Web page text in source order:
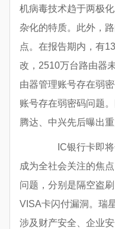
机病毒技术趋于两极
杂化的特质。此外，
点。在报告期内，有
改，2510万台路由器
由器管理账号存在弱
账号存在弱密码问题
腾达、中兴先后曝出重
IC银行卡即将
成为全社会关注的焦
问题，分别是隔空盗
VISA卡闪付漏洞。瑞
涉及财产安全、企业